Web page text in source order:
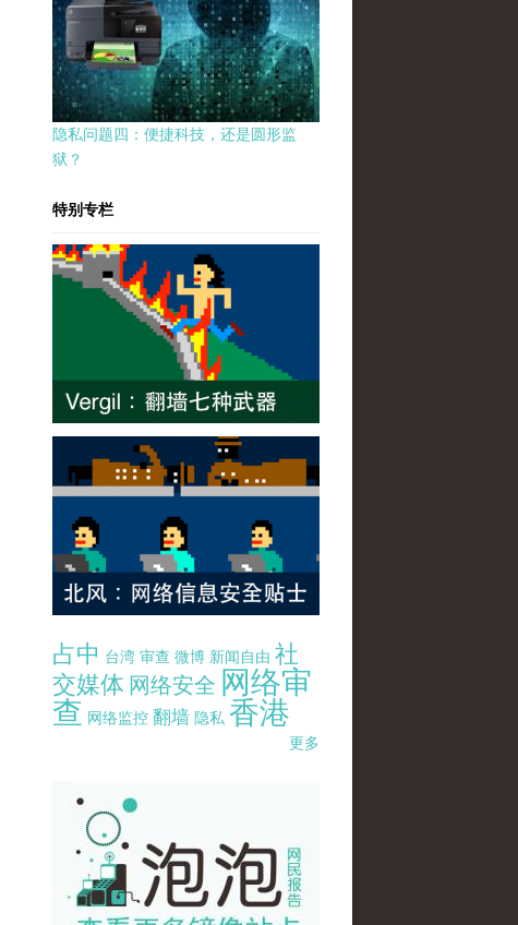
隐私问题四：便捷科技，还是圆形监
狱？
特别专栏
占中 台湾 审查 微博 新闻自由 社
交媒体 网络安全 网络审
查 网络监控 翻墙 隐私 香港
更多
pao-pao-banner-mirror-site-120814.jpg